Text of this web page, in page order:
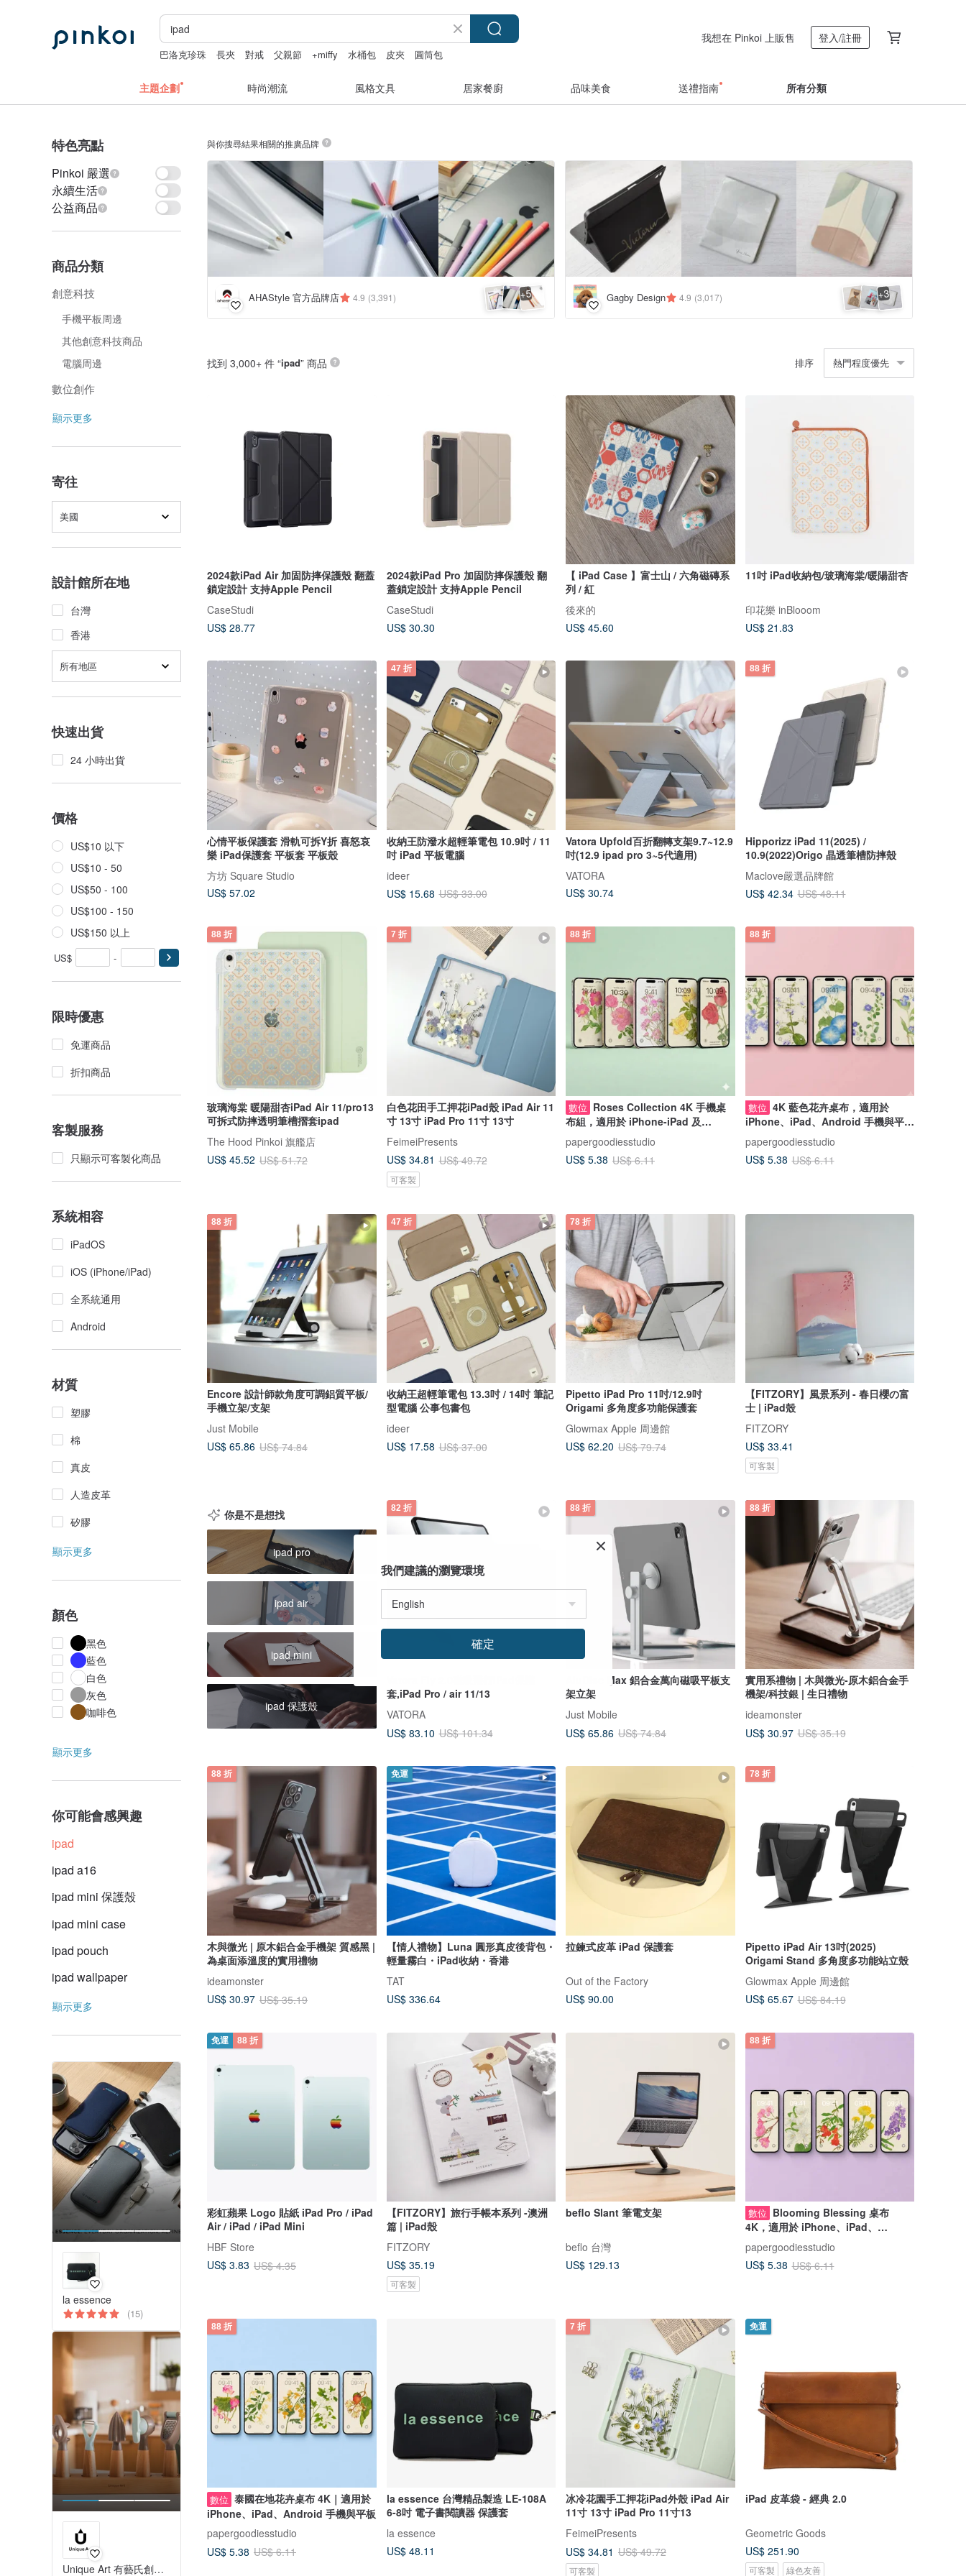
巴洛克珍珠 長夾 對戒 父親節 +miffy 水桶包 皮夾 圓筒包
我想在 Pinkoi 上販售 登入/註冊
主題企劃 時尚潮流 風格文具 居家餐廚 品味美食 送禮指南 所有分類
特色亮點
Pinkoi 嚴選
永續生活
公益商品
商品分類
創意科技
手機平板周邊
其他創意科技商品
電腦周邊
數位創作
顯示更多
寄往
美國
設計館所在地
台灣
香港
所有地區
快速出貨
24 小時出貨
價格
US$10 以下
US$10 - 50
US$50 - 100
US$100 - 150
US$150 以上
US$ -
限時優惠
免運商品
折扣商品
客製服務
只顯示可客製化商品
系統相容
iPadOS
iOS (iPhone/iPad)
全系統通用
Android
材質
塑膠
棉
真皮
人造皮革
矽膠
顯示更多
顏色
黑色
藍色
白色
灰色
咖啡色
顯示更多
你可能會感興趣
ipad
ipad a16
ipad mini 保護殼
ipad mini case
ipad pouch
ipad wallpaper
顯示更多
la essence
(15)
Unique Art 有藝氏創意設計
與你搜尋結果相關的推廣品牌
AHAStyle 官方品牌店 4.9 (3,391) +5 Gagby Design 4.9 (3,017) +3
找到 3,000+ 件 “ipad” 商品 排序 熱門程度優先
2024款iPad Air 加固防摔保護殼 翻蓋
鎖定設計 支持Apple Pencil
CaseStudi
US$ 28.77
2024款iPad Pro 加固防摔保護殼 翻
蓋鎖定設計 支持Apple Pencil
CaseStudi
US$ 30.30
【 iPad Case 】富士山 / 六角磁磚系
列 / 紅
後來的
US$ 45.60
11吋 iPad收納包/玻璃海棠/暖陽甜杏
印花樂 inBlooom
US$ 21.83
心情平板保護套 滑軌可拆Y折 喜怒哀
樂 iPad保護套 平板套 平板殼
方坊 Square Studio
US$ 57.02
47 折
收納王防潑水超輕筆電包 10.9吋 / 11
吋 iPad 平板電腦
ideer
US$ 15.68 US$ 33.00
Vatora Upfold百折翻轉支架9.7~12.9
吋(12.9 ipad pro 3~5代適用)
VATORA
US$ 30.74
88 折
Hipporizz iPad 11(2025) /
10.9(2022)Origo 晶透筆槽防摔殼
Maclove嚴選品牌館
US$ 42.34 US$ 48.11
88 折
玻璃海棠 暖陽甜杏iPad Air 11/pro13
可拆式防摔透明筆槽摺套ipad
The Hood Pinkoi 旗艦店
US$ 45.52 US$ 51.72
7 折
白色花田手工押花iPad殼 iPad Air 11
寸 13寸 iPad Pro 11寸 13寸
FeimeiPresents
US$ 34.81 US$ 49.72
可客製
88 折
數位 Roses Collection 4K 手機桌
布組，適用於 iPhone-iPad 及
Android 手機 - 平板
papergoodiesstudio
US$ 5.38 US$ 6.11
88 折
數位 4K 藍色花卉桌布，適用於
iPhone、iPad、Android 手機與平板
papergoodiesstudio
US$ 5.38 US$ 6.11
88 折
Encore 設計師款角度可調鋁質平板/
手機立架/支架
Just Mobile
US$ 65.86 US$ 74.84
47 折
收納王超輕筆電包 13.3吋 / 14吋 筆記
型電腦 公事包書包
ideer
US$ 17.58 US$ 37.00
78 折
Pipetto iPad Pro 11吋/12.9吋
Origami 多角度多功能保護套
Glowmax Apple 周邊館
US$ 62.20 US$ 79.74
【FITZORY】風景系列 - 春日櫻の富
士 | iPad殼
FITZORY
US$ 33.41
可客製
你是不是想找
ipad pro
ipad air
ipad mini
ipad 保護殼
82 折
套,iPad Pro / air 11/13
VATORA
US$ 83.10 US$ 101.34
88 折
AluDisc Max 鋁合金萬向磁吸平板支
架立架
Just Mobile
US$ 65.86 US$ 74.84
88 折
實用系禮物 | 木與微光-原木鋁合金手
機架/科技銀 | 生日禮物
ideamonster
US$ 30.97 US$ 35.19
88 折
木與微光 | 原木鋁合金手機架 質感黑 |
為桌面添溫度的實用禮物
ideamonster
US$ 30.97 US$ 35.19
免運
【情人禮物】Luna 圓形真皮後背包・
輕量霧白・iPad收納・香港
TAT
US$ 336.64
拉鍊式皮革 iPad 保護套
Out of the Factory
US$ 90.00
78 折
Pipetto iPad Air 13吋(2025)
Origami Stand 多角度多功能站立殼
Glowmax Apple 周邊館
US$ 65.67 US$ 84.19
免運 88 折
彩虹蘋果 Logo 貼紙 iPad Pro / iPad
Air / iPad / iPad Mini
HBF Store
US$ 3.83 US$ 4.35
【FITZORY】旅行手帳本系列 -澳洲
篇 | iPad殼
FITZORY
US$ 35.19
可客製
beflo Slant 筆電支架
beflo 台灣
US$ 129.13
88 折
數位 Blooming Blessing 桌布
4K，適用於 iPhone、iPad、
Android 手機與平板電腦
papergoodiesstudio
US$ 5.38 US$ 6.11
88 折
數位 泰國在地花卉桌布 4K｜適用於
iPhone、iPad、Android 手機與平板
papergoodiesstudio
US$ 5.38 US$ 6.11
la essence 台灣精品製造 LE-108A
6-8吋 電子書閱讀器 保護套
la essence
US$ 48.11
7 折
冰冷花園手工押花iPad外殼 iPad Air
11寸 13寸 iPad Pro 11寸13
FeimeiPresents
US$ 34.81 US$ 49.72
可客製
免運
iPad 皮革袋 - 經典 2.0
Geometric Goods
US$ 251.90
可客製 綠色友善
我們建議的瀏覽環境
確定